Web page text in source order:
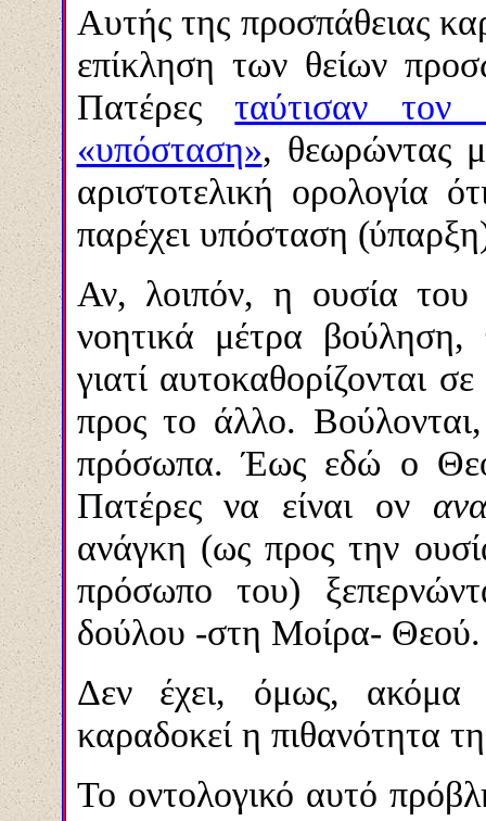
Αυτής της προσπάθειας
επίκληση των θείων
Πατέρεςταύτισαν
«υπόσταση», θεωρώντας
αριστοτελική ορολογία
παρέχει υπόσταση
Αν, λοιπόν, η ουσία
νοητικά μέτρα βούληση,
γιατί αυτοκαθορίζονται
προς το άλλο.
πρόσωπα. Έως εδώ ο
Πατέρες να είναι ον
ανάγκη (ως προς την
πρόσωπο του)
δούλου -στη Μοίρα- Θεού.
Δεν έχει, όμως, ακόμα
καραδοκεί η πιθανότητα
Το οντολογικό αυτό